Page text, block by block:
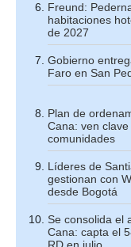
Freund:
habitaciones
de 2027
Gobierno
Faro en San
Plan de
Cana: ven
comunidades
Líderes de
gestionan con
desde Bogotá
Se consolida el
Cana: capta el